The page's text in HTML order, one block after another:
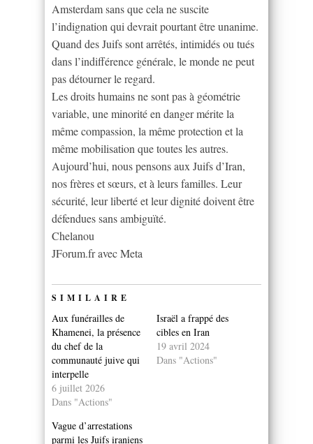
Amsterdam sans que cela ne suscite
l’indignation qui devrait pourtant être unanime.
Quand des Juifs sont arrêtés, intimidés ou tués
dans l’indifférence générale, le monde ne peut
pas détourner le regard.
Les droits humains ne sont pas à géométrie
variable, une minorité en danger mérite la
même compassion, la même protection et la
même mobilisation que toutes les autres.
Aujourd’hui, nous pensons aux Juifs d’Iran,
nos frères et sœurs, et à leurs familles. Leur
sécurité, leur liberté et leur dignité doivent être
défendues sans ambiguïté.
Chelanou
JForum.fr avec Meta
SIMILAIRE
Aux funérailles de
Khamenei, la présence
du chef de la
communauté juive qui
interpelle
6 juillet 2026
Dans "Actions"
Israël a frappé des
cibles en Iran
19 avril 2024
Dans "Actions"
Vague d’arrestations
parmi les Juifs iraniens